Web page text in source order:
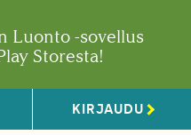
Luonto -sovellus
Storesta!
KIRJAUDU